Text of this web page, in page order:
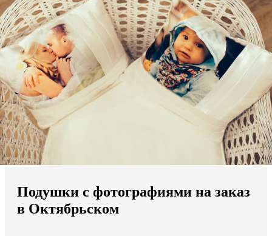
Выберите из списка:
Мы доставляем по всему миру
Продолжить без города
Подушки с фотографиями на заказ
в Октябрьском